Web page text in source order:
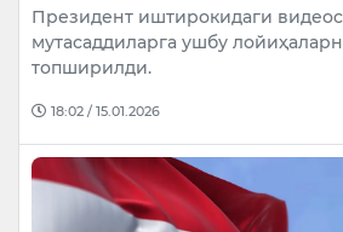
Президент иштирокидаги
мутасаддиларга ушбу
топширилди.
18:02 / 15.01.2026